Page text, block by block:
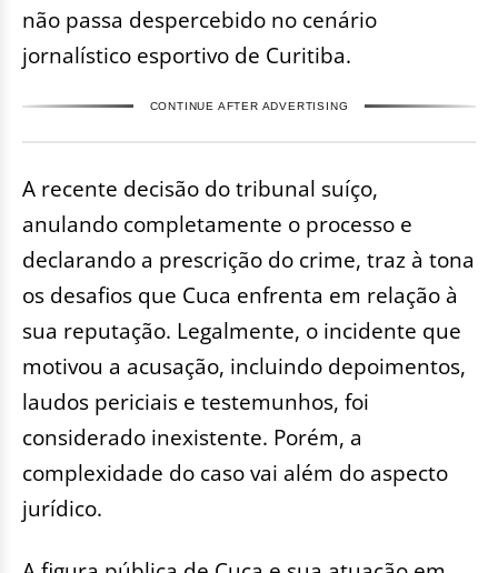
não passa despercebido no cenário
jornalístico esportivo de Curitiba.
CONTINUE AFTER ADVERTISING
A recente decisão do tribunal suíço,
anulando completamente o processo e
declarando a prescrição do crime, traz à tona
os desafios que Cuca enfrenta em relação à
sua reputação. Legalmente, o incidente que
motivou a acusação, incluindo depoimentos,
laudos periciais e testemunhos, foi
considerado inexistente. Porém, a
complexidade do caso vai além do aspecto
jurídico.